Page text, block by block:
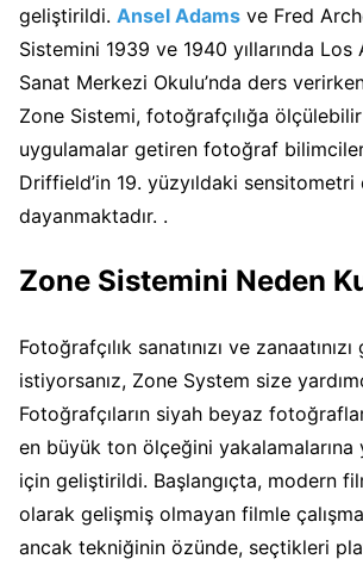
geliştirildi. Ansel Adams ve Fred
Sistemini 1939 ve 1940 yıllarında Los
Sanat Merkezi Okulu’nda ders
Zone Sistemi, fotoğrafçılığa
uygulamalar getiren fotoğraf
Driffield’in 19. yüzyıldaki sensitometri
dayanmaktadır. .
Zone Sistemini Neden
Fotoğrafçılık sanatınızı ve
istiyorsanız, Zone System size
Fotoğrafçıların siyah beyaz
en büyük ton ölçeğini yakalamalarına
için geliştirildi. Başlangıçta, modern
olarak gelişmiş olmayan filmle
ancak tekniğinin özünde, seçtikleri